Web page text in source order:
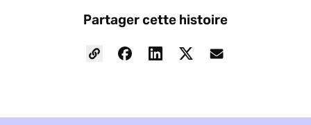
Partager cette histoire